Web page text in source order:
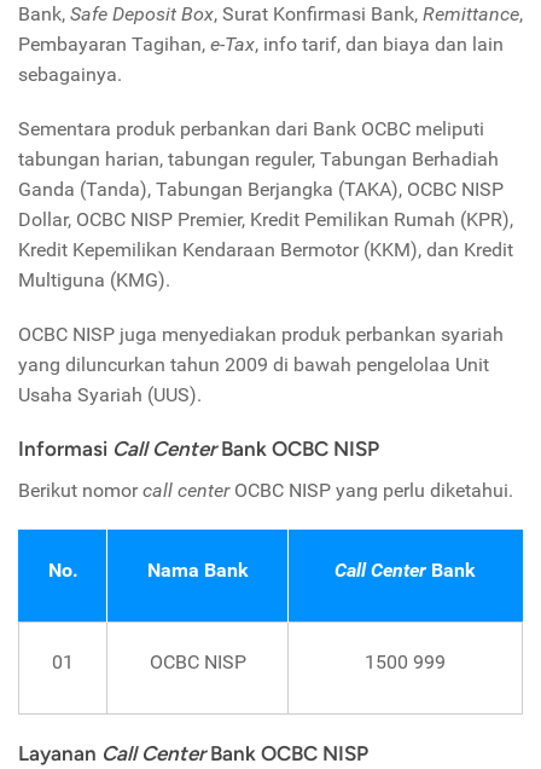
Bank, Safe Deposit Box, Surat Konfirmasi Bank, Remittance,
Pembayaran Tagihan, e-Tax, info tarif, dan biaya dan lain
sebagainya.
Sementara produk perbankan dari Bank OCBC meliputi
tabungan harian, tabungan reguler, Tabungan Berhadiah
Ganda (Tanda), Tabungan Berjangka (TAKA), OCBC NISP
Dollar, OCBC NISP Premier, Kredit Pemilikan Rumah (KPR),
Kredit Kepemilikan Kendaraan Bermotor (KKM), dan Kredit
Multiguna (KMG).
OCBC NISP juga menyediakan produk perbankan syariah
yang diluncurkan tahun 2009 di bawah pengelolaa Unit
Usaha Syariah (UUS).
Informasi Call CenterBank OCBC NISP
Berikut nomorcall centerOCBC NISP yang perlu diketahui.
No. Nama Bank Call Center Bank
01 OCBC NISP 1500 999
Layanan Call CenterBank OCBC NISP